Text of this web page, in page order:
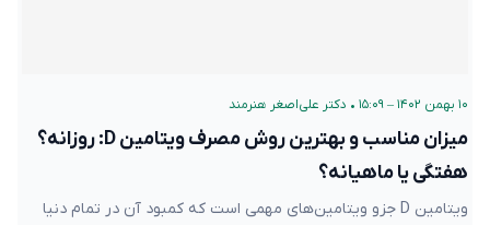
۱۰ بهمن ۱۴۰۲ – ۱۵:۰۹ • دکتر علی‌اصغر هنرمند
میزان مناسب و بهترین روش مصرف ویتامین D: روزانه؟
هفتگی یا ماهیانه؟
ویتامین D جزو ویتامین‌های مهمی است که کمبود آن در تمام دنیا